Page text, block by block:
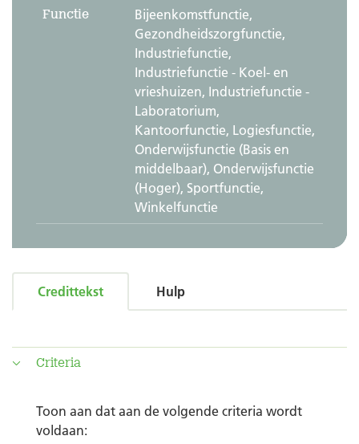
Functie
Bijeenkomstfunctie,
Gezondheidszorgfunctie,
Industriefunctie,
Industriefunctie - Koel- en
vrieshuizen, Industriefunctie -
Laboratorium,
Kantoorfunctie, Logiesfunctie,
Onderwijsfunctie (Basis en
middelbaar), Onderwijsfunctie
(Hoger), Sportfunctie,
Winkelfunctie
Credittekst Hulp
Criteria
Toon aan dat aan de volgende criteria wordt
voldaan: